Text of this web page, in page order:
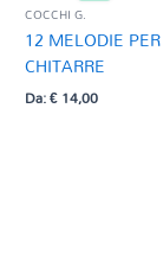
COCCHI G.
12 MELODIE
CHITARRE
Da:€14,00